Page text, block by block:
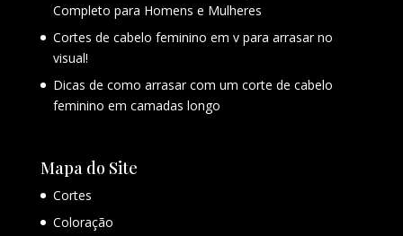
Completo para Homens e Mulheres
Cortes de cabelo feminino em v para arrasar no
visual!
Dicas de como arrasar com um corte de cabelo
feminino em camadas longo
Mapa do Site
Cortes
Coloração